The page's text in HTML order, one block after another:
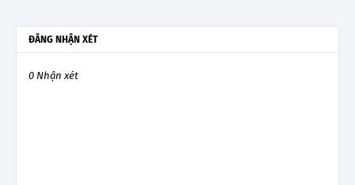
ĐĂNG NHẬN XÉT
0 Nhận xét